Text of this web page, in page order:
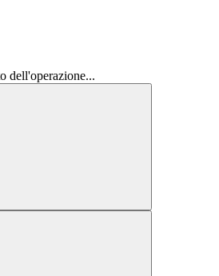
dell'operazione...